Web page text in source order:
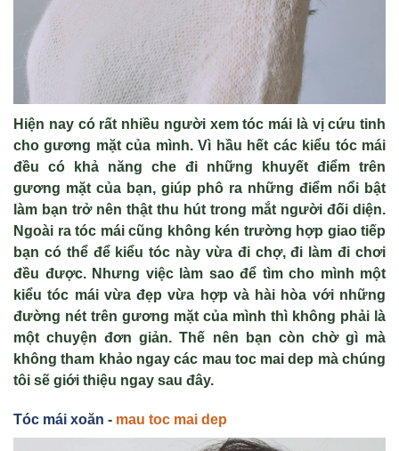
Hiện nay có rất nhiều người xem tóc mái là vị cứu tinh
cho gương mặt của mình. Vì hầu hết các kiểu tóc mái
đều có khả năng che đi những khuyết điểm trên
gương mặt của bạn, giúp phô ra những điểm nổi bật
làm bạn trở nên thật thu hút trong mắt người đối diện.
Ngoài ra tóc mái cũng không kén trường hợp giao tiếp
bạn có thể để kiểu tóc này vừa đi chợ, đi làm đi chơi
đều được. Nhưng việc làm sao để tìm cho mình một
kiểu tóc mái vừa đẹp vừa hợp và hài hòa với những
đường nét trên gương mặt của mình thì không phải là
một chuyện đơn giản. Thế nên bạn còn chờ gì mà
không tham khảo ngay các mau toc mai dep mà chúng
tôi sẽ giới thiệu ngay sau đây.
Tóc mái xoăn - mau toc mai dep